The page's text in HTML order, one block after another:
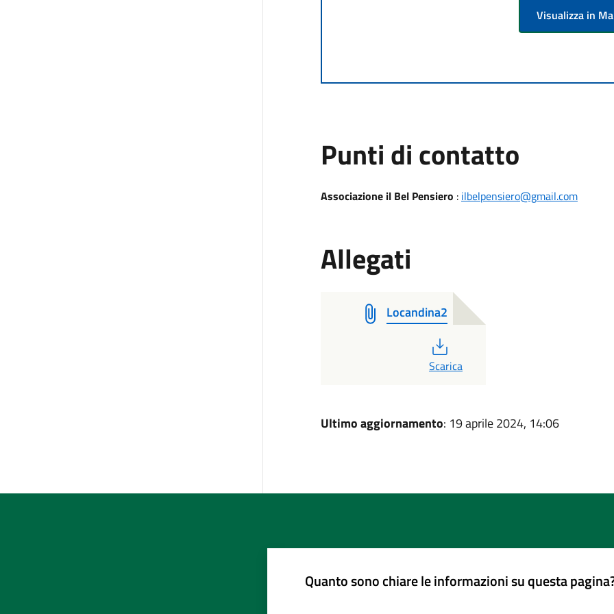
Visualizza in
Punti di contatto
Associazione il Bel Pensiero : ilbelpensiero@gmail.com
Allegati
Locandina2
PDF
Scarica
Ultimo aggiornamento: 19 aprile 2024, 14:06
Quanto sono chiare le informazioni su questa